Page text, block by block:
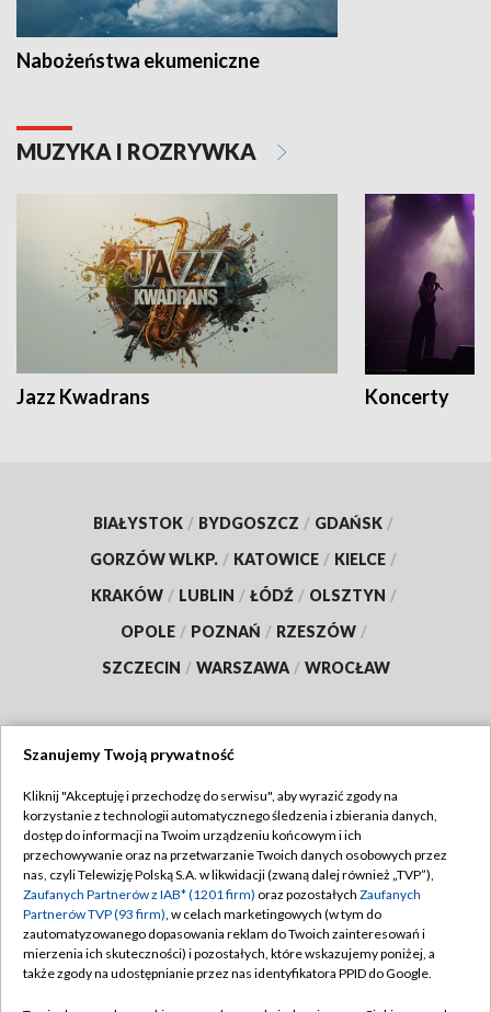
Nabożeństwa ekumeniczne
MUZYKA I ROZRYWKA
Jazz Kwadrans Koncerty
BIAŁYSTOK / BYDGOSZCZ / GDAŃSK /
GORZÓW WLKP. / KATOWICE / KIELCE /
KRAKÓW / LUBLIN / ŁÓDŹ / OLSZTYN /
OPOLE / POZNAŃ / RZESZÓW /
SZCZECIN / WARSZAWA / WROCŁAW
TVP
Abonament TVP
Emisja w TVP
Centrum informacji TVP
Naziemna Telewizja Cyfrowa
Regulamin TVP
Polityka prywatności
Moje zgody
Pomoc
Szanujemy Twoją prywatność
Kliknij "Akceptuję i przechodzę do serwisu", aby wyrazić zgody na
korzystanie z technologii automatycznego śledzenia i zbierania danych,
dostęp do informacji na Twoim urządzeniu końcowym i ich
przechowywanie oraz na przetwarzanie Twoich danych osobowych przez
nas, czyli Telewizję Polską S.A. w likwidacji (zwaną dalej również „TVP”),
Zaufanych Partnerów z IAB* (1201 firm) oraz pozostałych Zaufanych
Partnerów TVP (93 firm), w celach marketingowych (w tym do
zautomatyzowanego dopasowania reklam do Twoich zainteresowań i
mierzenia ich skuteczności) i pozostałych, które wskazujemy poniżej, a
także zgody na udostępnianie przez nas identyfikatora PPID do Google.